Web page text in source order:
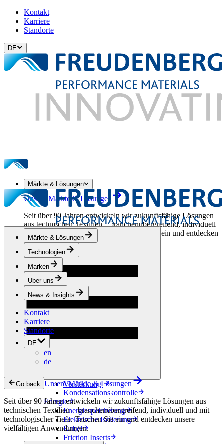
Kontakt
Karriere
Standorte
DE
Märkte & Lösungen
Unsere Märkte & Lösungen
Seit über 90 Jahren entwickeln wir zukunftsfähige Lösungen
aus technischen Textilien – branchenübergreifend, individuell
und mit technologischer Tiefe. Tauchen Sie ein und entdecken
unsere vielfältigen Anwendungen.
Bekleidung & Schuhe
Mode
Sportbekleidung
Schuhe
Hobbyschneiderei
Bauwesen
Entwässerung
Verstärkung
Kondensationskontrolle
Energie
Energiespeicherung
Elektrische Isolierung
Kabel
Friction Inserts
Märkte & Lösungen
Technologien
Marken
Über uns
News & Insights
Kontakt
Karriere
Standorte
DE
en
de
Go back Unsere Märkte & Lösungen
Seit über 90 Jahren entwickeln wir zukunftsfähige Lösungen aus
technischen Textilien – branchenübergreifend, individuell und mit
technologischer Tiefe. Tauchen Sie ein und entdecken unsere
vielfältigen Anwendungen.